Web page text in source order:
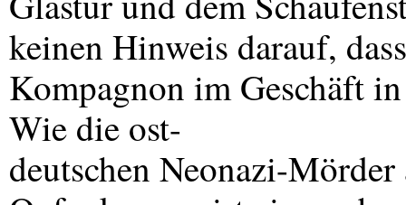
keinen Hinweis darauf,
Kompagnon im Geschäft
Wie die ost-
deutschen Neonazi-